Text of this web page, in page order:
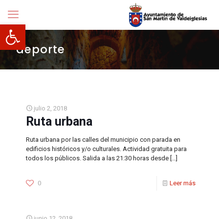
Abrir barra de herramientas
deporte
julio 2, 2018
Ruta urbana
Ruta urbana por las calles del municipio con parada en
edificios históricos y/o culturales. Actividad gratuita para
todos los públicos. Salida a las 21:30 horas desde […]
0 Leer más